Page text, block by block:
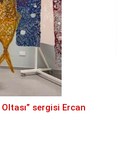
Oltası” sergisi Ercan